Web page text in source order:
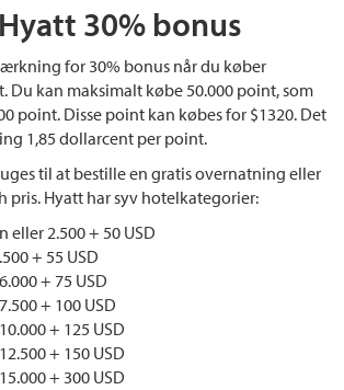
30% bonus
for 30% bonus når du køber
Du kan maksimalt købe 50.000 point, som
point. Disse point kan købes for $1320. Det
1,85 dollarcent per point.
til at bestille en gratis overnatning eller
pris. Hyatt har syv hotelkategorier:
eller 2.500 + 50 USD
+ 55 USD
+ 75 USD
+ 100 USD
+ 125 USD
+ 150 USD
+ 300 USD